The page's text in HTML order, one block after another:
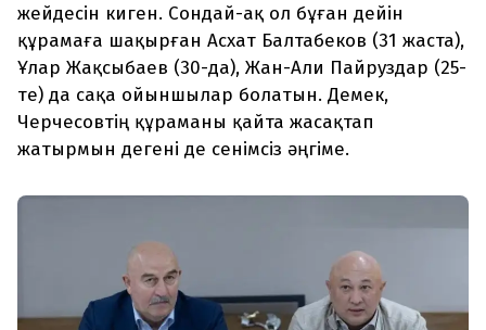
жейдесін киген. Сондай-ақ ол бұған дейін
құрамаға шақырған Асхат Балтабеков (31 жаста),
Ұлар Жақсыбаев (30-да), Жан-Али Пайруздар (25-
те) да сақа ойыншылар болатын. Демек,
Черчесовтің құраманы қайта жасақтап
жатырмын дегені де сенімсіз әңгіме.